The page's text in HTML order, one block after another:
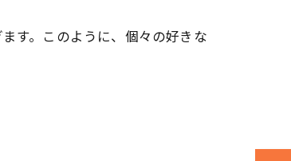
す。このように、個々の好きな